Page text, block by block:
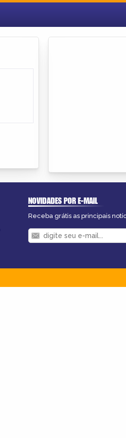
NOVIDADES POR E-MAIL
Receba grátis as principais